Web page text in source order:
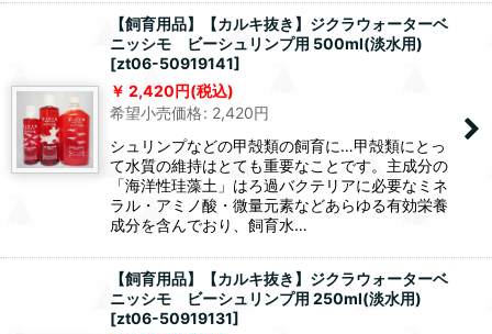
【飼育用品】【カルキ抜き】ジクラウォーターベ
ニッシモ ビーシュリンプ用 500ml(淡水用)
[zt06-50919141]
2,420円(税込)
希望小売価格: 2,420円
シュリンプなどの甲殻類の飼育に…甲殻類にとっ
て水質の維持はとても重要なことです。主成分の
「海洋性珪藻土」はろ過バクテリアに必要なミネ
ラル・アミノ酸・微量元素などあらゆる有効栄養
成分を含んでおり、飼育水…
【飼育用品】【カルキ抜き】ジクラウォーターベ
ニッシモ ビーシュリンプ用 250ml(淡水用)
[zt06-50919131]